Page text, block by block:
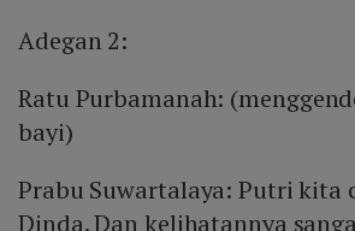
Adegan 2:
Ratu Purbamanah:
bayi)
Prabu Suwartalaya: Putri kita
Dinda. Dan kelihatannya